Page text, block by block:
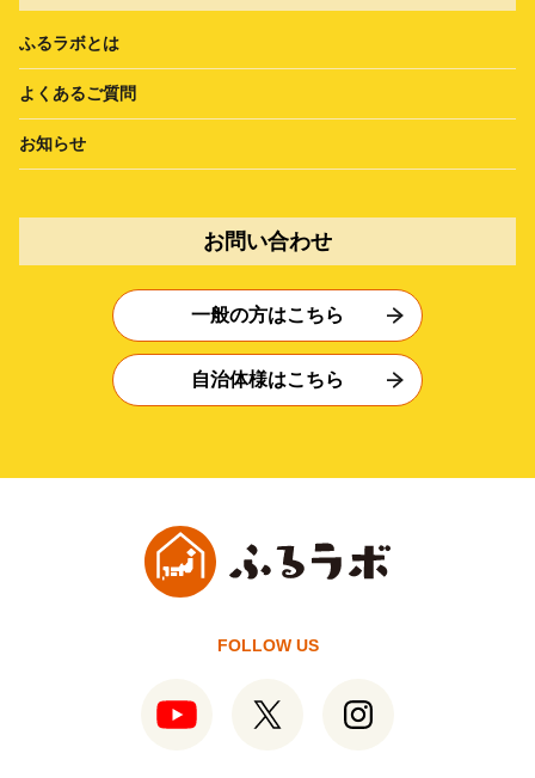
ふるラボとは
よくあるご質問
お知らせ
お問い合わせ
一般の方はこちら
自治体様はこちら
FOLLOW US